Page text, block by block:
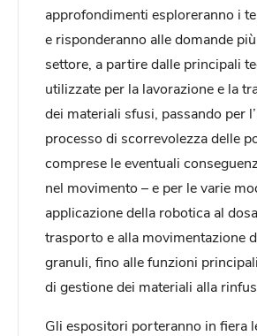
approfondimenti esploreranno i
e risponderanno alle domande
settore, a partire dalle principali
utilizzate per la lavorazione e la
dei materiali sfusi, passando per
processo di scorrevolezza delle
comprese le eventuali
nel movimento – e per le varie
applicazione della robotica al
trasporto e alla movimentazione
granuli, fino alle funzioni
di gestione dei materiali alla
Gli espositori porteranno in fiera